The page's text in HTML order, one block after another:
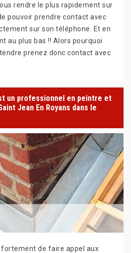
rendre le plus rapidement sur
pouvoir prendre contact avec
sur son téléphone. Et en
au plus bas !! Alors pourquoi
prenez donc contact avec
un professionnel en peintre et
Jean En Royans dans le
fortement de faire appel aux